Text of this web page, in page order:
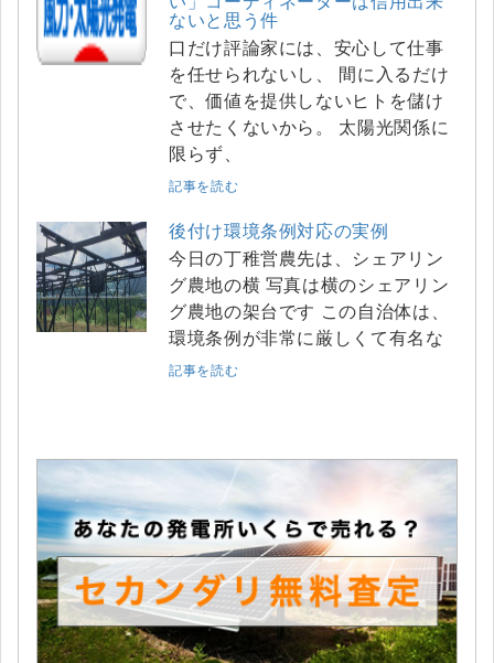
ないと思う件
口だけ評論家には、安心して仕事
を任せられないし、 間に入るだけ
で、価値を提供しないヒトを儲け
させたくないから。 太陽光関係に
限らず、
記事を読む
後付け環境条例対応の実例
今日の丁稚営農先は、シェアリン
グ農地の横 写真は横のシェアリン
グ農地の架台です この自治体は、
環境条例が非常に厳しくて有名な
記事を読む